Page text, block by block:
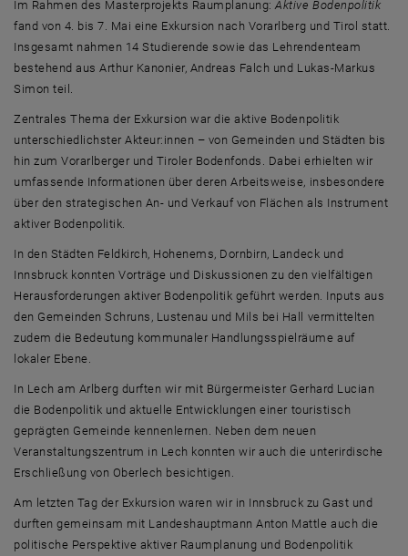
Im Rahmen des Masterprojekts Raumplanung:Aktive Bodenpolitik
fand von 4. bis 7. Mai eine Exkursion nach Vorarlberg und Tirol statt.
Insgesamt nahmen 14 Studierende sowie das Lehrendenteam
bestehend aus Arthur Kanonier, Andreas Falch und Lukas-Markus
Simon teil.
Zentrales Thema der Exkursion war die aktive Bodenpolitik
unterschiedlichster Akteur:innen – von Gemeinden und Städten bis
hin zum Vorarlberger und Tiroler Bodenfonds. Dabei erhielten wir
umfassende Informationen über deren Arbeitsweise, insbesondere
über den strategischen An- und Verkauf von Flächen als Instrument
aktiver Bodenpolitik.
In den Städten Feldkirch, Hohenems, Dornbirn, Landeck und
Innsbruck konnten Vorträge und Diskussionen zu den vielfältigen
Herausforderungen aktiver Bodenpolitik geführt werden. Inputs aus
den Gemeinden Schruns, Lustenau und Mils bei Hall vermittelten
zudem die Bedeutung kommunaler Handlungsspielräume auf
lokaler Ebene.
In Lech am Arlberg durften wir mit Bürgermeister Gerhard Lucian
die Bodenpolitik und aktuelle Entwicklungen einer touristisch
geprägten Gemeinde kennenlernen. Neben dem neuen
Veranstaltungszentrum in Lech konnten wir auch die unterirdische
Erschließung von Oberlech besichtigen.
Am letzten Tag der Exkursion waren wir in Innsbruck zu Gast und
durften gemeinsam mit Landeshauptmann Anton Mattle auch die
politische Perspektive aktiver Raumplanung und Bodenpolitik